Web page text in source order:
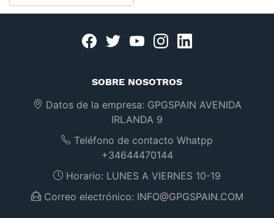
Facebook
twitteryoutubeinstagram
SOBRE NOSOTROS
Datos de la empresa: GPGSPAIN AVENIDA
IRLANDA 9
Teléfono de contacto Whatpp
+34644470144
Horario: LUNES A VIERNES 10-19
Correo electrónico: INFO@GPGSPAIN.COM